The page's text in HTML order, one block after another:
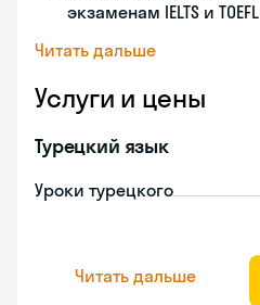
экзаменам IELTS и TOEFL
Читать дальше
Услуги и цены
Турецкий язык
Уроки турецкого
Читать дальше